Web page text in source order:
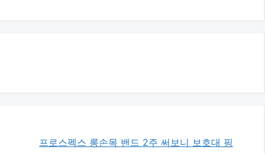
프로스펙스 롱손목 밴드 2주 써보니 보호대 핑